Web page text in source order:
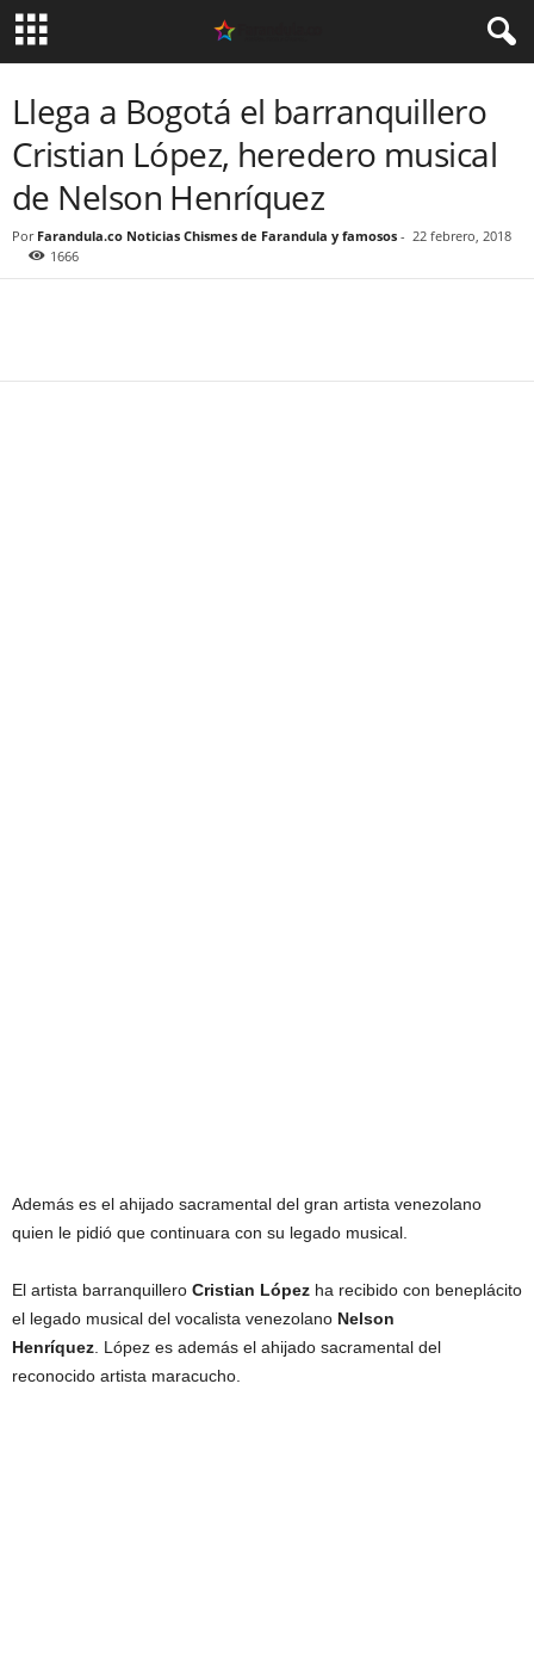
Llega a Bogotá el barranquillero
Cristian López, heredero musical
de Nelson Henríquez
Por Farandula.co Noticias Chismes de Farandula y famosos - 22 febrero, 2018
1666
Además es el ahijado sacramental del gran artista venezolano
quien le pidió que continuara con su legado musical.
El artista barranquillero Cristian López ha recibido con beneplácito
el legado musical del vocalista venezolano Nelson
Henríquez . López es además el ahijado sacramental del
reconocido artista maracucho.